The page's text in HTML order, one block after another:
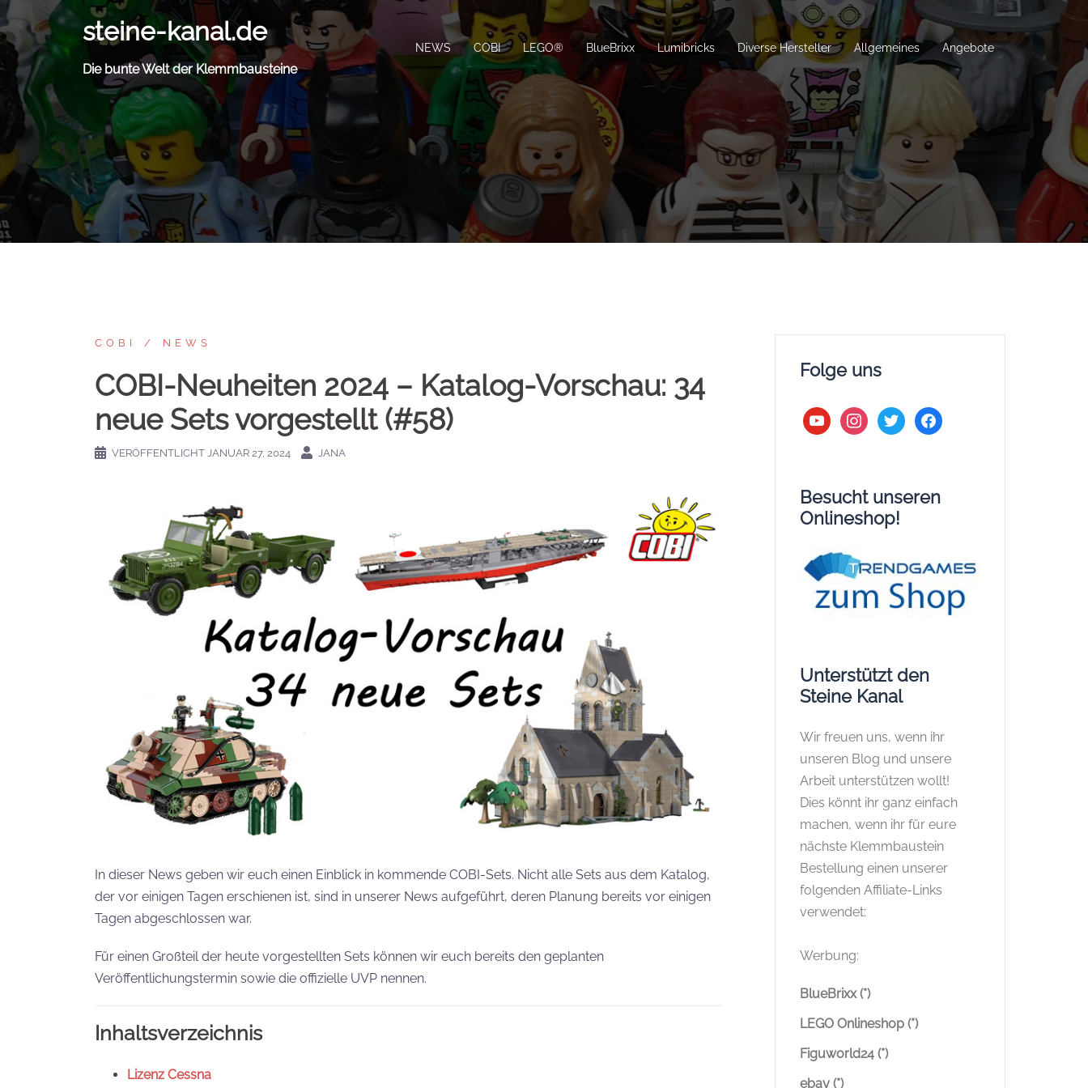
Zum
Inhalt
springen
steine-kanal.de
Die bunte Welt der Klemmbausteine
NEWS COBI LEGO® BlueBrixx Lumibricks Diverse Hersteller Allgemeines Angebote
COBI NEWS
COBI-Neuheiten 2024 – Katalog-Vorschau: 34
neue Sets vorgestellt (#58)
VERÖFFENTLICHT JANUAR 27, 2024 JANA
In dieser News geben wir euch einen Einblick in kommende COBI-Sets. Nicht alle Sets aus dem Katalog,
der vor einigen Tagen erschienen ist, sind in unserer News aufgeführt, deren Planung bereits vor einigen
Tagen abgeschlossen war.
Für einen Großteil der heute vorgestellten Sets können wir euch bereits den geplanten
Veröffentlichungstermin sowie die offizielle UVP nennen.
Inhaltsverzeichnis
Lizenz Cessna
Folge uns
youtubeinstagram
twitter facebook
Besucht unseren
Onlineshop!
Unterstützt den
Steine Kanal
Wir freuen uns, wenn ihr
unseren Blog und unsere
Arbeit unterstützen wollt!
Dies könnt ihr ganz einfach
machen, wenn ihr für eure
nächste Klemmbaustein
Bestellung einen unserer
folgenden Affiliate-Links
verwendet:
Werbung:
BlueBrixx (*)
LEGO Onlineshop (*)
Figuworld24 (*)
ebay (*)